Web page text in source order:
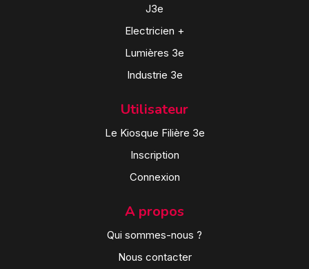
J3e
Electricien +
Lumières 3e
Industrie 3e
Utilisateur
Le Kiosque Filière 3e
Inscription
Connexion
A propos
Qui sommes-nous ?
Nous contacter